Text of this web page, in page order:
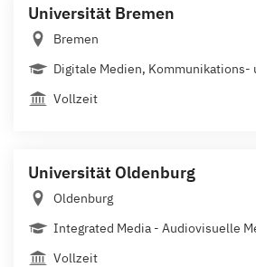
Universität Bremen
Bremen
Digitale Medien, Kommunikations-
Vollzeit
Universität Oldenburg
Oldenburg
Integrated Media - Audiovisuelle
Vollzeit